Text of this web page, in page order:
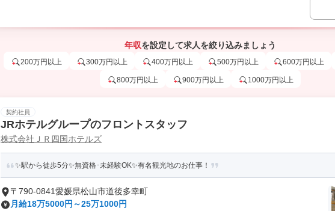
年収を設定して求人を絞り込みましょう
200万円以上 300万円以上 400万円以上 500万円以上 600万円以上
800万円以上 900万円以上 1000万円以上
契約社員
JRホテルグループのフロントスタッフ
株式会社ＪＲ四国ホテルズ
✨駅から徒歩5分✨無資格･未経験OK✨有名観光地のお仕事！
〒790-0841愛媛県松山市道後多幸町
月給18万5000円～25万1000円